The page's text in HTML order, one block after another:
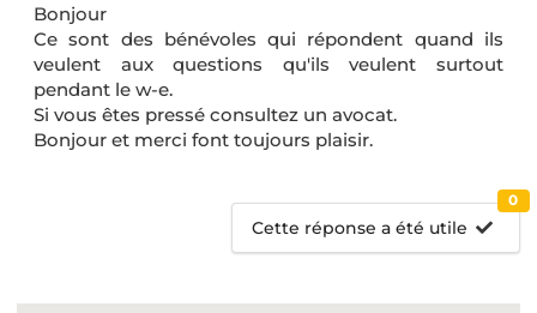
Bonjour
Ce sont des bénévoles qui répondent quand ils
veulent aux questions qu'ils veulent surtout
pendant le w-e.
Si vous êtes pressé consultez un avocat.
Bonjour et merci font toujours plaisir.
Cette réponse a été utile
0